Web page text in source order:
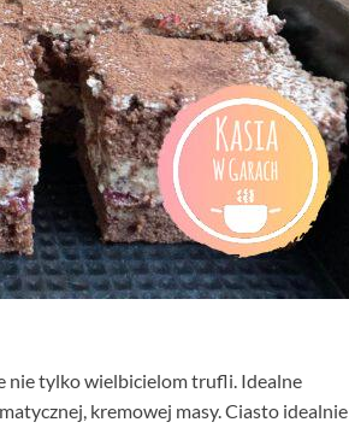
nie tylko wielbicielom trufli. Idealne
kremowej masy. Ciasto idealnie